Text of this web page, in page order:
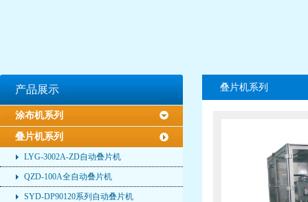
产品展示
涂布机系列
叠片机系列
LYG-3002A-ZD自动叠片机
QZD-100A全自动叠片机
SYD-DP90120系列自动叠片机
叠片机系列